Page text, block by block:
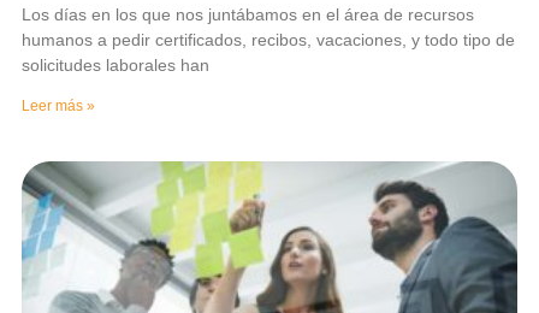
Los días en los que nos juntábamos en el área de recursos
humanos a pedir certificados, recibos, vacaciones, y todo tipo de
solicitudes laborales han
Leer más »